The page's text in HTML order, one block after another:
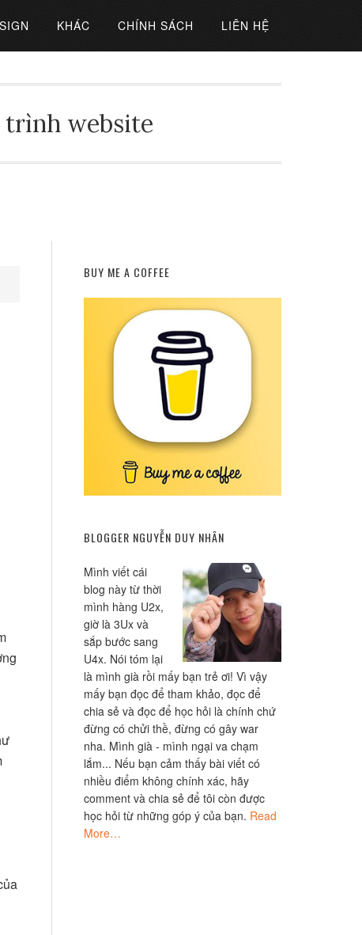
KHÁC CHÍNH SÁCH LIÊN HỆ
trình website
BUY ME A COFFEE
BLOGGER NGUYỄN DUY NHÂN
Mình viết cái
blog này từ thời
mình hàng U2x,
giờ là 3Ux và
sắp bước sang
U4x. Nói tóm lại
là mình già rồi mấy bạn trẻ ơi! Vì vậy
mấy bạn đọc để tham khảo, đọc để
chia sẻ và đọc để học hỏi là chính chứ
đừng có chửi thề, đừng có gây war
nha. Mình già - mình ngại va chạm
lắm... Nếu bạn cảm thấy bài viết có
nhiều điểm không chính xác, hãy
comment và chia sẻ để tôi còn được
học hỏi từ những góp ý của bạn. Read
More…